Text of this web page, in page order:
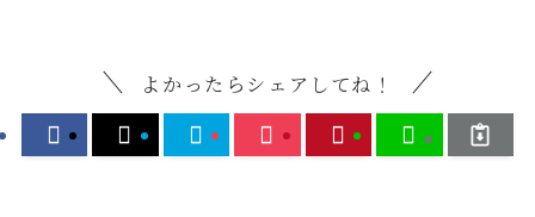
よかったらシェアしてね！